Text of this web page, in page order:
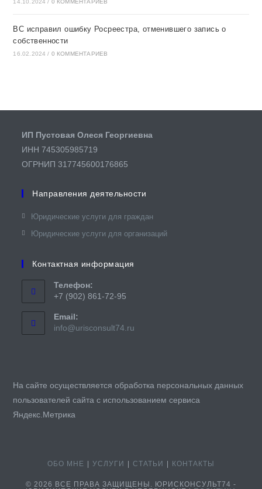
ВС исправил ошибку Росреестра, отменившего запись о
собственности
16.02.2024 / 0 КОММЕНТАРИЕВ
ИП Пустовая Олеся Георгиевна
ИНН 745305985719
ОГРНИП 317745600176865
Направления деятельности
Юридические услуги для граждан​
Юридические услуги для организаций
Контактная информация
Телефон:
+7 (902) 861-72-95
Email:
info@urisconsult74.ru
На сайте осуществляется обработка персональных данных
пользователей сайта с использованием сервиса
Яндекс.Метрика
ОБО МНЕ УСЛУГИ СТАТЬИ КОНТАКТЫ
© 2026 ВСЕ ПРАВА ЗАЩИЩЕНЫ. ЮРИСКОНСУЛЬТ74 -